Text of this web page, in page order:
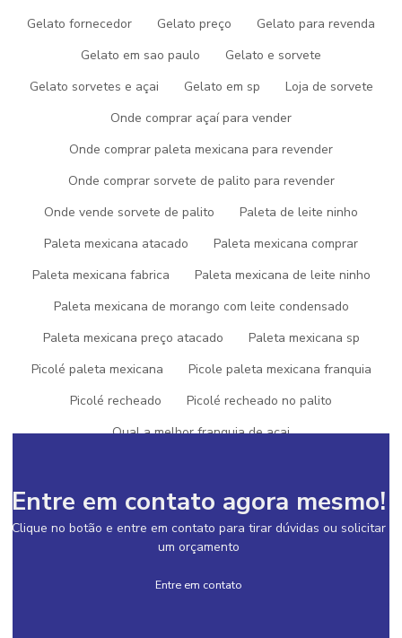
Gelato fornecedor
Gelato preço
Gelato para revenda
Gelato em sao paulo
Gelato e sorvete
Gelato sorvetes e açai
Gelato em sp
Loja de sorvete
Onde comprar açaí para vender
Onde comprar paleta mexicana para revender
Onde comprar sorvete de palito para revender
Onde vende sorvete de palito
Paleta de leite ninho
Paleta mexicana atacado
Paleta mexicana comprar
Paleta mexicana fabrica
Paleta mexicana de leite ninho
Paleta mexicana de morango com leite condensado
Paleta mexicana preço atacado
Paleta mexicana sp
Picolé paleta mexicana
Picole paleta mexicana franquia
Picolé recheado
Picolé recheado no palito
Qual a melhor franquia de açai
Quanto custa uma franquia de açai
Quanto custa uma franquia de sorvete
Sorvete artesanal
Sorvete artesanal de morango
Sorvete artesanal preço
estrutura com alta tecnologia para fabricação dos
produtos
ENCONTRE ABAIXO MAIS
DETALHES SOBRE A PICOGEL
SORVETES
na área de fabrica de sorvete gelato
. É possível encontrar itens
variados com tecnologia de ponta como sorvete e açaí.
Isso se deve ao fato de ser altamente qualificada e
máquinas de última geração e ótima localização onde, somado a
colaboradores competentes e atenciosos com todas as
solicitações, garante uma entrega de excelência de ponta a
Entre em contato agora mesmo!
Clique no botão e entre em contato para tirar dúvidas ou solicitar
um orçamento
Entre em contato